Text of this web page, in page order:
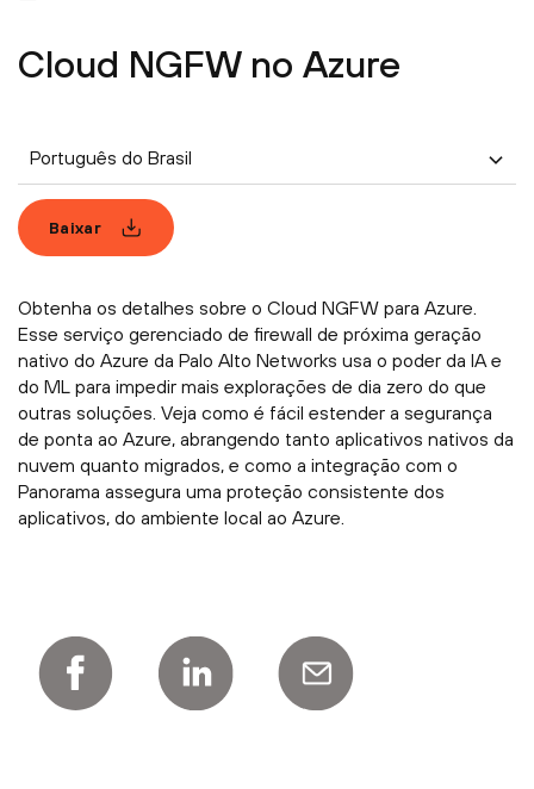
Cloud NGFW no Azure
Português do Brasil
Baixar
Obtenha os detalhes sobre o Cloud NGFW para Azure.
Esse serviço gerenciado de firewall de próxima geração
nativo do Azure da Palo Alto Networks usa o poder da IA e
do ML para impedir mais explorações de dia zero do que
outras soluções. Veja como é fácil estender a segurança
de ponta ao Azure, abrangendo tanto aplicativos nativos da
nuvem quanto migrados, e como a integração com o
Panorama assegura uma proteção consistente dos
aplicativos, do ambiente local ao Azure.